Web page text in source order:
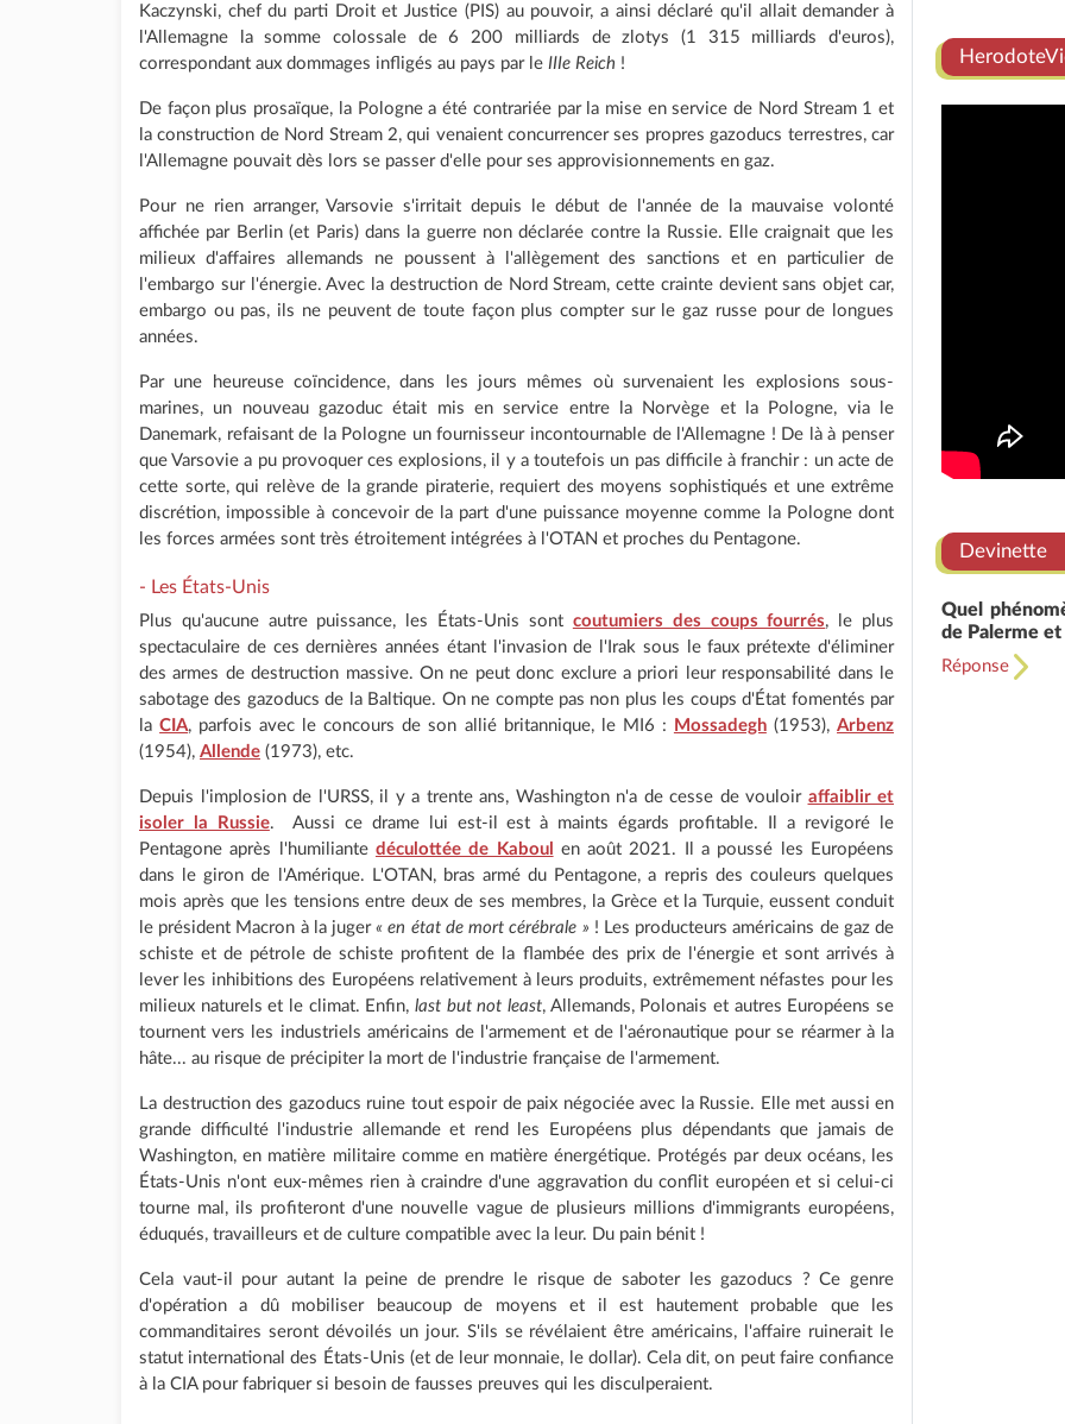
Kaczynski, chef du parti Droit et Justice (PIS) au pouvoir, a ainsi déclaré qu'il allait demander à
l'Allemagne la somme colossale de 6 200 milliards de zlotys (1 315 milliards d'euros),
correspondant aux dommages infligés au pays par le IIIe Reich !
De façon plus prosaïque, la Pologne a été contrariée par la mise en service de Nord Stream 1 et
la construction de Nord Stream 2, qui venaient concurrencer ses propres gazoducs terrestres, car
l'Allemagne pouvait dès lors se passer d'elle pour ses approvisionnements en gaz.
Pour ne rien arranger, Varsovie s'irritait depuis le début de l'année de la mauvaise volonté
affichée par Berlin (et Paris) dans la guerre non déclarée contre la Russie. Elle craignait que les
milieux d'affaires allemands ne poussent à l'allègement des sanctions et en particulier de
l'embargo sur l'énergie. Avec la destruction de Nord Stream, cette crainte devient sans objet car,
embargo ou pas, ils ne peuvent de toute façon plus compter sur le gaz russe pour de longues
années.
Par une heureuse coïncidence, dans les jours mêmes où survenaient les explosions sous-
marines, un nouveau gazoduc était mis en service entre la Norvège et la Pologne, via le
Danemark, refaisant de la Pologne un fournisseur incontournable de l'Allemagne ! De là à penser
que Varsovie a pu provoquer ces explosions, il y a toutefois un pas difficile à franchir : un acte de
cette sorte, qui relève de la grande piraterie, requiert des moyens sophistiqués et une extrême
discrétion, impossible à concevoir de la part d'une puissance moyenne comme la Pologne dont
les forces armées sont très étroitement intégrées à l'OTAN et proches du Pentagone.
- Les États-Unis
Plus qu'aucune autre puissance, les États-Unis sont coutumiers des coups fourrés, le plus
spectaculaire de ces dernières années étant l'invasion de l'Irak sous le faux prétexte d'éliminer
des armes de destruction massive. On ne peut donc exclure a priori leur responsabilité dans le
sabotage des gazoducs de la Baltique. On ne compte pas non plus les coups d'État fomentés par
laCIA, parfois avec le concours de son allié britannique, le MI6 : Mossadegh(1953),Arbenz
(1954), Allende (1973), etc.
Depuis l'implosion de l'URSS, il y a trente ans, Washington n'a de cesse de vouloir affaiblir et
isoler la Russie. Aussi ce drame lui est-il est à maints égards profitable. Il a revigoré le
Pentagone après l'humiliante déculottée de Kaboul
en août 2021. Il a poussé les Européens
dans le giron de l'Amérique. L'OTAN, bras armé du Pentagone, a repris des couleurs quelques
mois après que les tensions entre deux de ses membres, la Grèce et la Turquie, eussent conduit
le président Macron à la juger« en état de mort cérébrale » ! Les producteurs américains de gaz de
schiste et de pétrole de schiste profitent de la flambée des prix de l'énergie et sont arrivés à
lever les inhibitions des Européens relativement à leurs produits, extrêmement néfastes pour les
milieux naturels et le climat. Enfin, last but not least, Allemands, Polonais et autres Européens se
tournent vers les industriels américains de l'armement et de l'aéronautique pour se réarmer à la
hâte... au risque de précipiter la mort de l'industrie française de l'armement.
La destruction des gazoducs ruine tout espoir de paix négociée avec la Russie. Elle met aussi en
grande difficulté l'industrie allemande et rend les Européens plus dépendants que jamais de
Washington, en matière militaire comme en matière énergétique. Protégés par deux océans, les
États-Unis n'ont eux-mêmes rien à craindre d'une aggravation du conflit européen et si celui-ci
tourne mal, ils profiteront d'une nouvelle vague de plusieurs millions d'immigrants européens,
éduqués, travailleurs et de culture compatible avec la leur. Du pain bénit !
Cela vaut-il pour autant la peine de prendre le risque de saboter les gazoducs ? Ce genre
d'opération a dû mobiliser beaucoup de moyens et il est hautement probable que les
commanditaires seront dévoilés un jour. S'ils se révélaient être américains, l'affaire ruinerait le
statut international des États-Unis (et de leur monnaie, le dollar). Cela dit, on peut faire confiance
à la CIA pour fabriquer si besoin de fausses preuves qui les disculperaient.
Devinette
Quel
de Palerme et
Réponse